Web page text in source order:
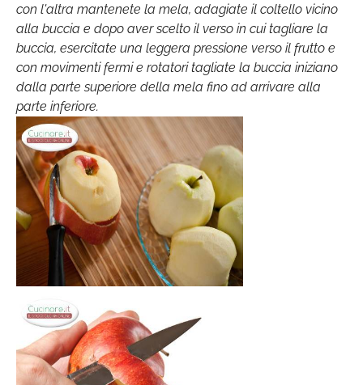
con l'altra mantenete la mela, adagiate il coltello vicino
alla buccia e dopo aver scelto il verso in cui tagliare la
buccia, esercitate una leggera pressione verso il frutto e
con movimenti fermi e rotatori tagliate la buccia iniziano
dalla parte superiore della mela fino ad arrivare alla
parte inferiore.